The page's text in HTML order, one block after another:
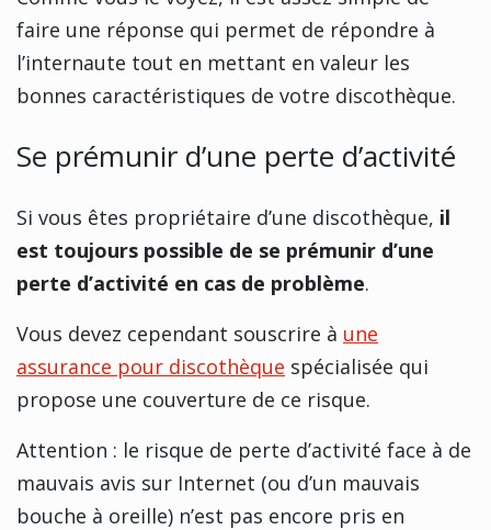
faire une réponse qui permet de répondre à
l’internaute tout en mettant en valeur les
bonnes caractéristiques de votre discothèque.
Se prémunir d’une perte d’activité
Si vous êtes propriétaire d’une discothèque, il
est toujours possible de se prémunir d’une
perte d’activité en cas de problème.
Vous devez cependant souscrire à une
assurance pour discothèque spécialisée qui
propose une couverture de ce risque.
Attention : le risque de perte d’activité face à de
mauvais avis sur Internet (ou d’un mauvais
bouche à oreille) n’est pas encore pris en